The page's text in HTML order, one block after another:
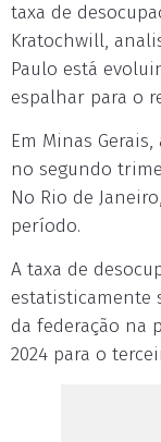
taxa de
Kratochwill,
Paulo está
espalhar para o
Em Minas
no segundo
No Rio de
período.
A taxa de
estatisticamente
da federação na
2024 para o